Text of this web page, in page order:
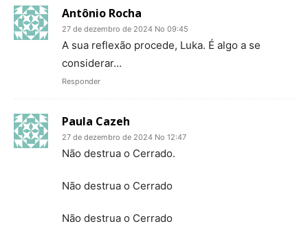
Antônio Rocha
27 de dezembro de 2024 No 09:45
A sua reflexão procede, Luka. É algo a se
considerar…
Responder
Paula Cazeh
27 de dezembro de 2024 No 12:47
Não destrua o Cerrado.
Não destrua o Cerrado
Não destrua o Cerrado